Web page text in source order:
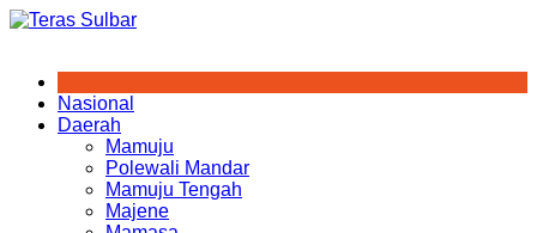
Skip
Nasional
Daerah
Mamuju
Polewali Mandar
Mamuju Tengah
Majene